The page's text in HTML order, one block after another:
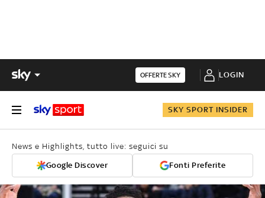
OFFERTE SKY LOGIN
SKY SPORT INSIDER
News e Highlights, tutto live: seguici su
Google Discover Fonti Preferite